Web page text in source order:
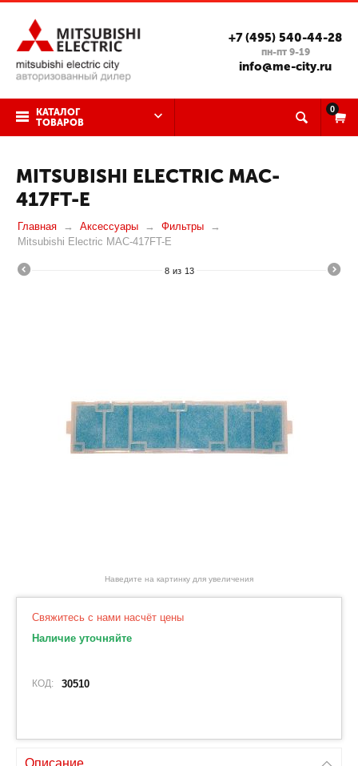
+7 (495) 540-44-28
пн-пт 9-19
info@me-city.ru
КАТАЛОГ
ТОВАРОВ
0
MITSUBISHI ELECTRIC MAC-
417FT-E
Главная Аксессуары
Фильтры
Mitsubishi Electric MAC-417FT-E
8 из 13
Наведите на картинку для увеличения
Свяжитесь с нами насчёт цены
Наличие уточняйте
КОД: 30510
Описание